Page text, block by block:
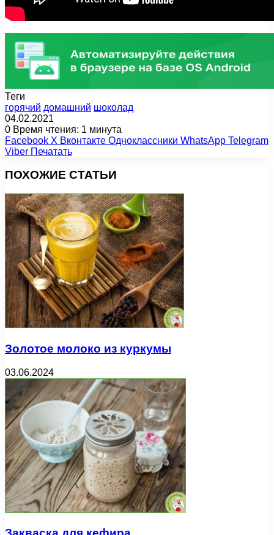
Теги
горячий домашний шоколад
04.02.2021
0 Время чтения: 1 минута
Facebook X Вконтакте Одноклассники WhatsApp Telegram
Viber Печатать
ПОХОЖИЕ СТАТЬИ
Золотое молоко из куркумы
03.06.2024